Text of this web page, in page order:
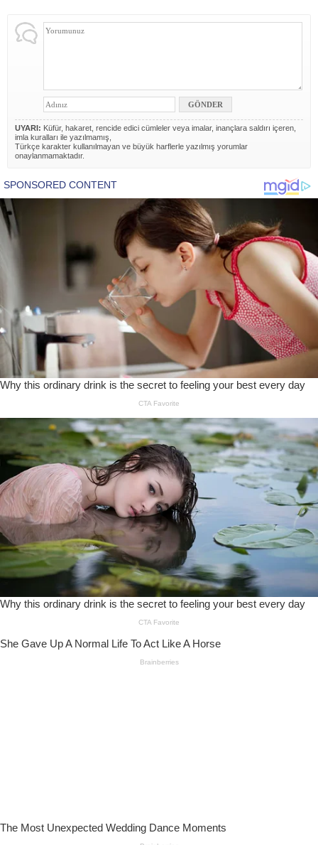
UYARI: Küfür, hakaret, rencide edici cümleler veya imalar, inançlara saldırı içeren,
imla kuralları ile yazılmamış,
Türkçe karakter kullanılmayan ve büyük harflerle yazılmış yorumlar
onaylanmamaktadır.